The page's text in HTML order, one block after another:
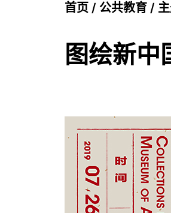
首页 / 公共教育 /
图绘新